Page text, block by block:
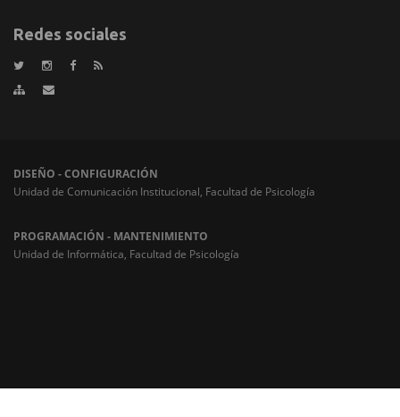
Redes sociales
DISEÑO - CONFIGURACIÓN
Unidad de Comunicación Institucional, Facultad de Psicología
PROGRAMACIÓN - MANTENIMIENTO
Unidad de Informática, Facultad de Psicología